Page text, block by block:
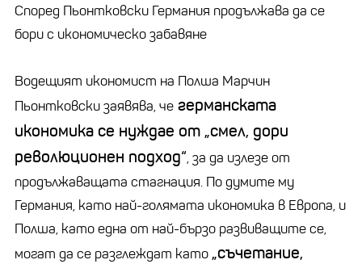
Според Пьонтковски Германия продължава да се
бори с икономическо забавяне
Водещият икономист на Полша Марчин
Пьонтковски заявява, че германската
икономика се нуждае от „смел, дори
революционен подход“, за да излезе от
продължаващата стагнация. По думите му
Германия, като най-голямата икономика в Европа, и
Полша, като една от най-бързо развиващите се,
могат да се разглеждат като „съчетание,